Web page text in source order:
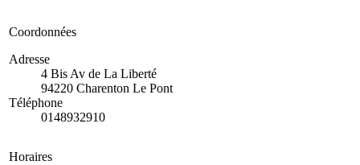
Coordonnées
Adresse
4 Bis Av de La Liberté
94220 Charenton Le Pont
Téléphone
0148932910
Horaires